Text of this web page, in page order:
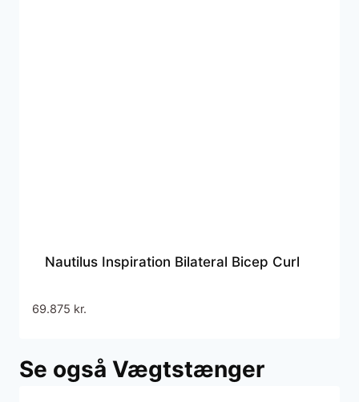
Nautilus Inspiration Bilateral Bicep Curl
69.875 kr.
Se også Vægtstænger